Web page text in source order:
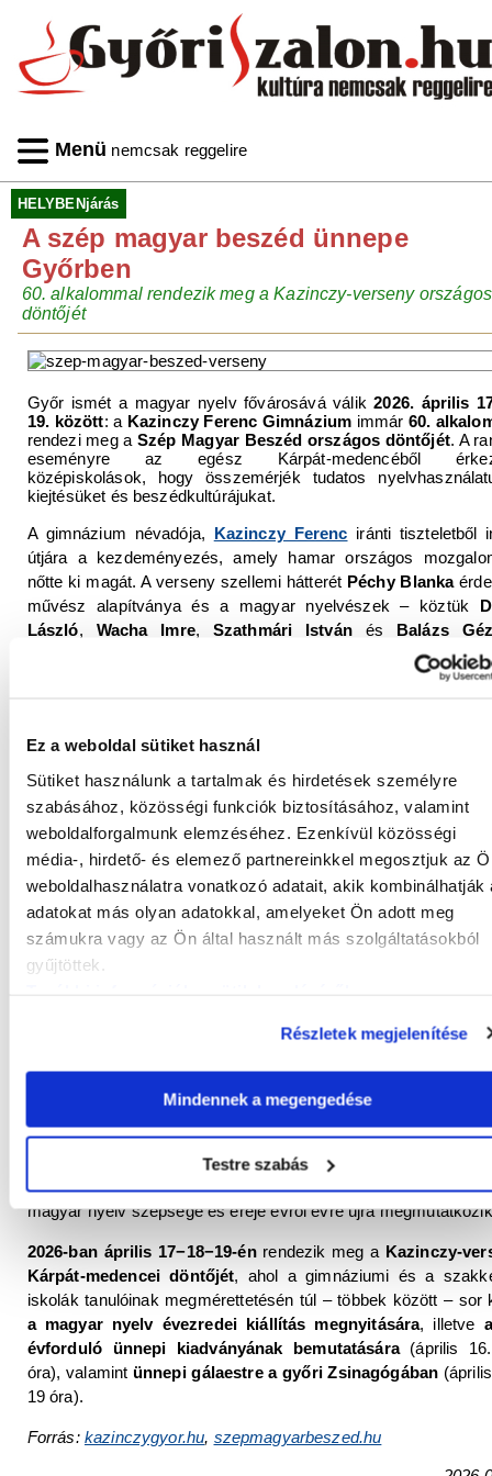
Ez a weboldal sütiket használ
Sütiket használunk a tartalmak és hirdetések személyre
szabásához, közösségi funkciók biztosításához, valamint
weboldalforgalmunk elemzéséhez. Ezenkívül közösségi
média-, hirdető- és elemező partnereinkkel megosztjuk az
weboldalhasználatra vonatkozó adatait, akik kombinálhatják
adatokat más olyan adatokkal, amelyeket Ön adott meg
számukra vagy az Ön által használt más szolgáltatásokból
gyűjtöttek.
Részletek megjelenítése
Mindennek a megengedése
Testre szabás
Menü nemcsak reggelire
HELYBENjárás
A szép magyar beszéd ünnepe
Győrben
60. alkalommal rendezik meg a Kazinczy-verseny országos
döntőjét
Győr ismét a magyar nyelv fővárosává válik2026. április
19. között: a Kazinczy Ferenc Gimnázium immár 60.
rendezi meg a Szép Magyar Beszéd országos döntőjét. A
eseményre az egész Kárpát-medencéből
középiskolások, hogy összemérjék tudatos
kiejtésüket és beszédkultúrájukat.
A gimnázium névadója, Kazinczy Ferenc iránti tiszteletből
útjára a kezdeményezés, amely hamar országos
nőtte ki magát. A verseny szellemi hátterét Péchy Blanka
művész alapítványa és a magyar nyelvészek – köztük
László, Wacha Imre, Szathmári Istvánés Balázs
támogatása erősítette meg. A győri iskola legendás
pedig országos beszédművelő hálózatot
versenybe, regionális központokból jutva el Győrbe. Mára
értékű résztvevői a döntőnek, és gyakran
eredményeket érnek el. A verseny különlegessége, hogy
helyezéseket osztanak, hanem a legkiválóbbak
Kazinczy-érmet, illetve a pedagógusok és hivatásos
számára alapítottKazinczy-,Péchy Blanka-ésZ. Szabó
díjakat.
A rendezvény jelentősége túlmutat a versenyzésen: a
önazonosság alapja. A gimnázium ezért nemcsak a döntőt
Kazinczy
Tábortis.
verseny egyedülálló abban is,
évtizede ugyanaz az intézmény és ugyanaz a város ad
Győr így nemcsak kulturális, hanem nyelvi
fontos szerepet tölt be:helyszíne annak az ünnepnek,
magyar nyelv szépsége és ereje évről évre újra
2026-ban április 17−18−19-énrendezik meg a Kazinczy-
Kárpát-medencei döntőjét, ahol a gimnáziumi és a
iskolák tanulóinak megmérettetésén túl – többek között – sor
a magyar nyelv évezredei kiállítás megnyitására, illetve
évforduló ünnepi kiadványának bemutatására(április
óra), valamint ünnepi gálaestre a győri Zsinagógában
19 óra).
Forrás: kazinczygyor.hu, szepmagyarbeszed.hu